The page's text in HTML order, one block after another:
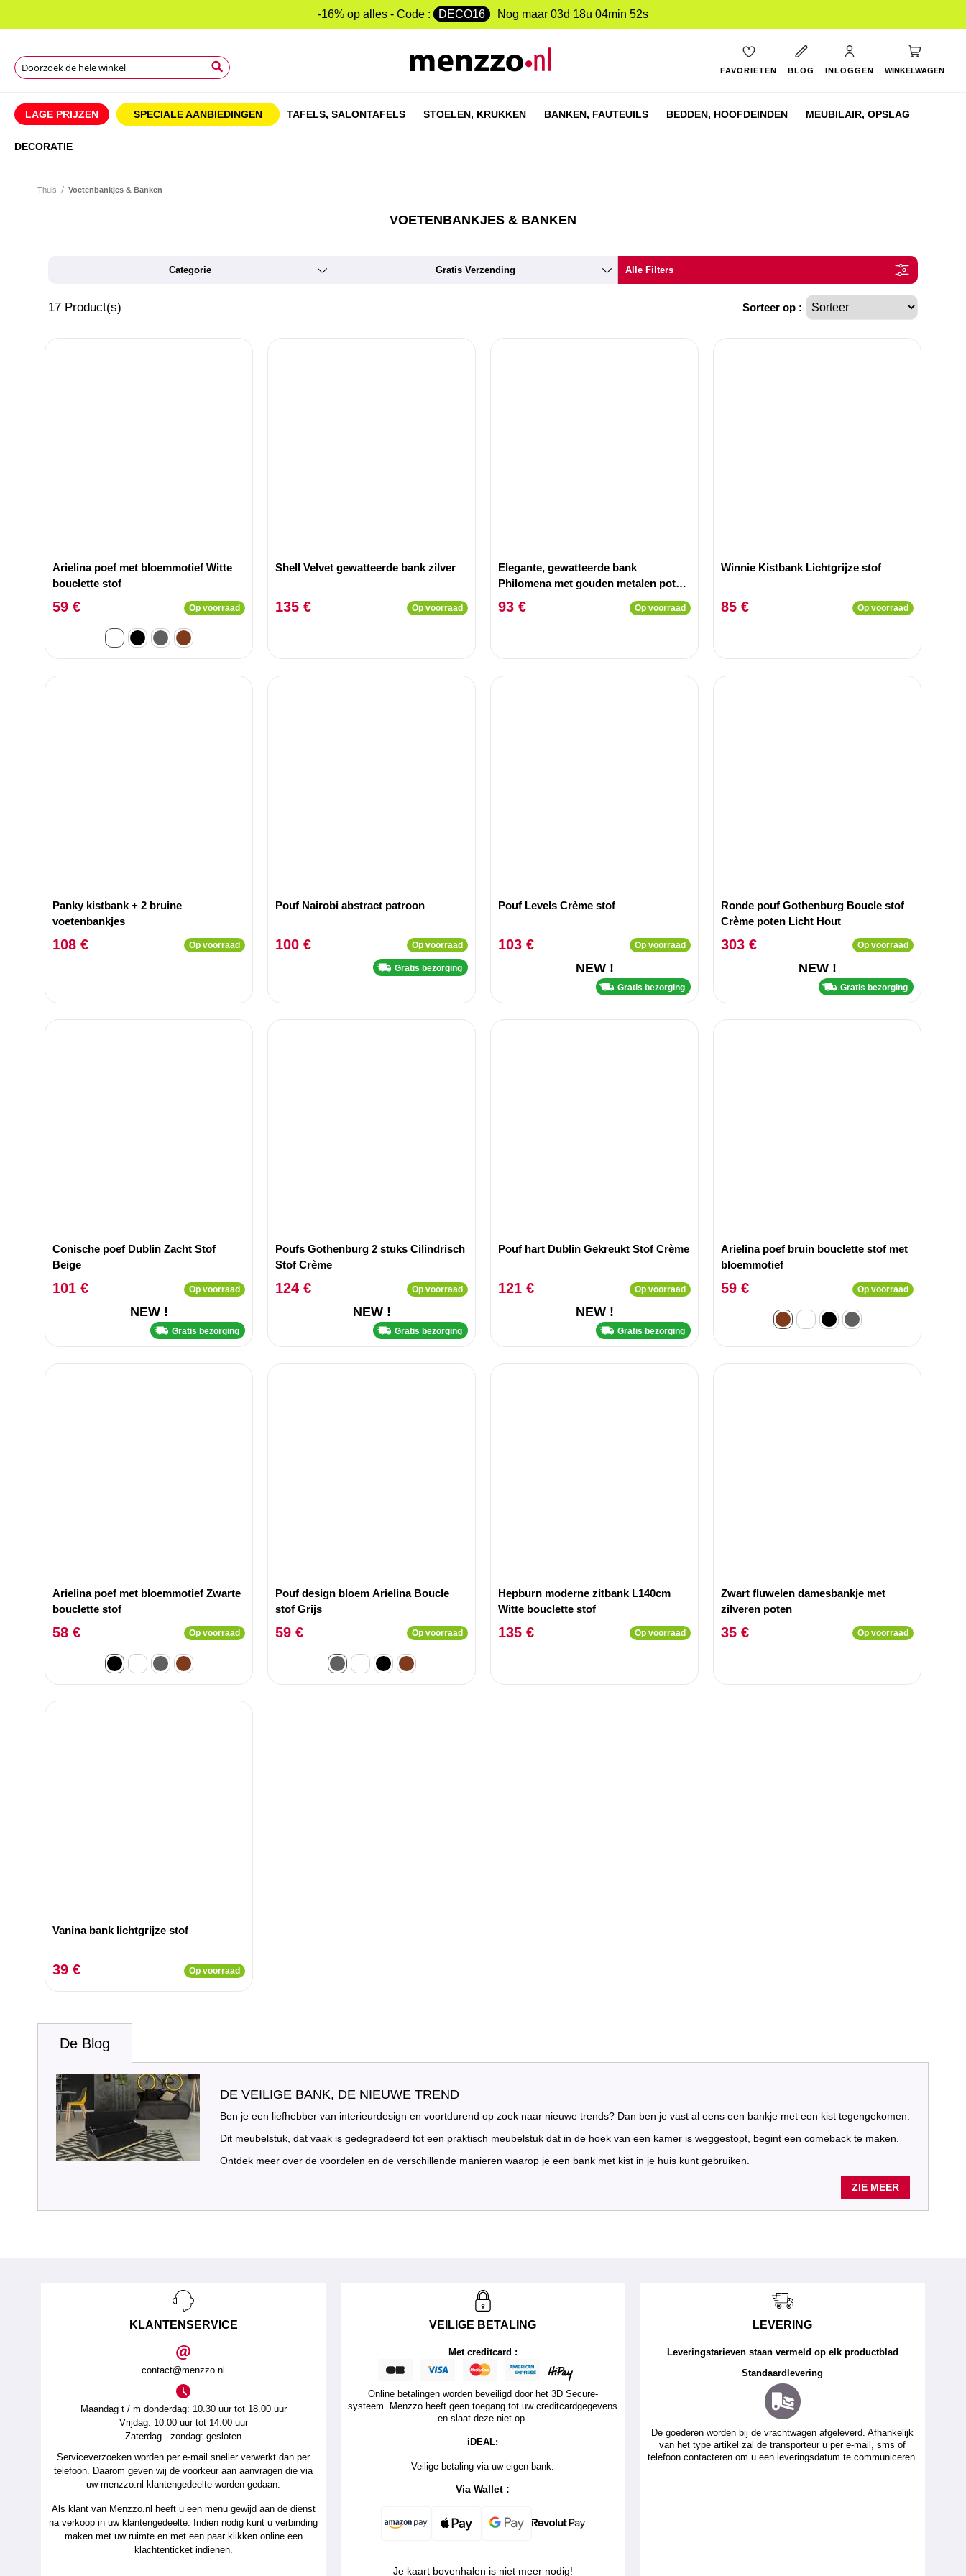
-16% op alles - Code : DECO16 Nog maar 03d 18u 04min 51s
Search
FAVORIETEN BLOG INLOGGEN WINKELWAGEN
LAGE PRIJZEN SPECIALE AANBIEDINGEN TAFELS, SALONTAFELS STOELEN, KRUKKEN BANKEN, FAUTEUILS BEDDEN, HOOFDEINDEN MEUBILAIR, OPSLAG
DECORATIE
Thuis Voetenbankjes & Banken
VOETENBANKJES & BANKEN
Categorie Gratis Verzending Alle Filters
17 Product(s) Sorteer op :
Arielina poef met bloemmotief Witte
bouclette stof
59 € Op voorraad
Shell Velvet gewatteerde bank zilver
135 € Op voorraad
Elegante, gewatteerde bank
Philomena met gouden metalen poten
en beige fluweel
93 € Op voorraad
Winnie Kistbank Lichtgrijze stof
85 € Op voorraad
Panky kistbank + 2 bruine
voetenbankjes
108 € Op voorraad
Pouf Nairobi abstract patroon
100 € Op voorraad
Gratis bezorging
Pouf Levels Crème stof
103 € Op voorraad
NEW !
Gratis bezorging
Ronde pouf Gothenburg Boucle stof
Crème poten Licht Hout
303 € Op voorraad
NEW !
Gratis bezorging
Conische poef Dublin Zacht Stof
Beige
101 € Op voorraad
NEW !
Gratis bezorging
Poufs Gothenburg 2 stuks Cilindrisch
Stof Crème
124 € Op voorraad
NEW !
Gratis bezorging
Pouf hart Dublin Gekreukt Stof Crème
121 € Op voorraad
NEW !
Gratis bezorging
Arielina poef bruin bouclette stof met
bloemmotief
59 € Op voorraad
Arielina poef met bloemmotief Zwarte
bouclette stof
58 € Op voorraad
Pouf design bloem Arielina Boucle
stof Grijs
59 € Op voorraad
Hepburn moderne zitbank L140cm
Witte bouclette stof
135 € Op voorraad
Zwart fluwelen damesbankje met
zilveren poten
35 € Op voorraad
Vanina bank lichtgrijze stof
39 € Op voorraad
De Blog
DE VEILIGE BANK, DE NIEUWE TREND
Ben je een liefhebber van interieurdesign en voortdurend op zoek naar nieuwe trends? Dan ben je vast al eens een bankje met een kist tegengekomen.
Dit meubelstuk, dat vaak is gedegradeerd tot een praktisch meubelstuk dat in de hoek van een kamer is weggestopt, begint een comeback te maken.
Ontdek meer over de voordelen en de verschillende manieren waarop je een bank met kist in je huis kunt gebruiken.
ZIE MEER
KLANTENSERVICE
contact@menzzo.nl
Maandag t / m donderdag: 10.30 uur tot 18.00 uur
Vrijdag: 10.00 uur tot 14.00 uur
Zaterdag - zondag: gesloten
Serviceverzoeken worden per e-mail sneller verwerkt dan per
telefoon. Daarom geven wij de voorkeur aan aanvragen die via
uw menzzo.nl-klantengedeelte worden gedaan.
Als klant van Menzzo.nl heeft u een menu gewijd aan de dienst
na verkoop in uw klantengedeelte. Indien nodig kunt u verbinding
maken met uw ruimte en met een paar klikken online een
klachtenticket indienen.
VEILIGE BETALING
Met creditcard :
Online betalingen worden beveiligd door het 3D Secure-
systeem. Menzzo heeft geen toegang tot uw creditcardgegevens
en slaat deze niet op.
iDEAL:
Veilige betaling via uw eigen bank.
Via Wallet :
Je kaart bovenhalen is niet meer nodig!
LEVERING
Leveringstarieven staan vermeld op elk productblad
Standaardlevering
De goederen worden bij de vrachtwagen afgeleverd. Afhankelijk
van het type artikel zal de transporteur u per e-mail, sms of
telefoon contacteren om u een leveringsdatum te communiceren.